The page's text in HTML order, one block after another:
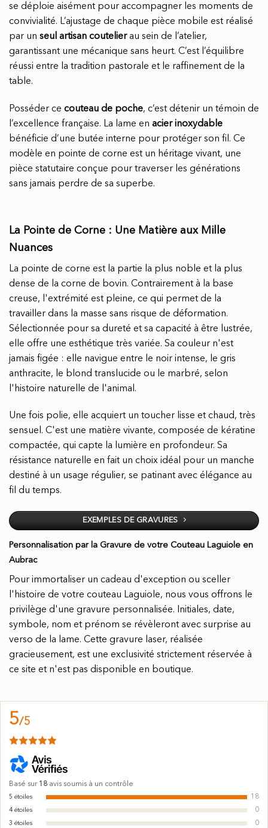
se déploie aisément pour accompagner les moments de
convivialité. L’ajustage de chaque pièce mobile est réalisé
par un seul artisan coutelierau sein de l’atelier,
garantissant une mécanique sans heurt. C’est l’équilibre
réussi entre la tradition pastorale et le raffinement de la
table.
Posséder ce couteau de poche, c’est détenir un témoin de
l’excellence française. La lame en acier inoxydable
bénéficie d’une butée interne pour protéger son fil. Ce
modèle en pointe de corne est un héritage vivant, une
pièce statutaire conçue pour traverser les générations
sans jamais perdre de sa superbe.
La Pointe de Corne : Une Matière aux Mille
Nuances
La pointe de corne est la partie la plus noble et la plus
dense de la corne de bovin. Contrairement à la base
creuse, l'extrémité est pleine, ce qui permet de la
travailler dans la masse sans risque de déformation.
Sélectionnée pour sa dureté et sa capacité à être lustrée,
elle offre une esthétique très variée. Sa couleur n'est
jamais figée : elle navigue entre le noir intense, le gris
anthracite, le blond translucide ou le marbré, selon
l'histoire naturelle de l'animal.
Une fois polie, elle acquiert un toucher lisse et chaud, très
sensuel. C'est une matière vivante, composée de kératine
compactée, qui capte la lumière en profondeur. Sa
résistance naturelle en fait un choix idéal pour un manche
destiné à un usage régulier, se patinant avec élégance au
fil du temps.
EXEMPLES DE GRAVURES
Personnalisation par la Gravure de votre Couteau Laguiole en
Aubrac
Pour immortaliser un cadeau d'exception ou sceller
l'histoire de votre couteau Laguiole, nous vous offrons le
privilège d'une gravure personnalisée. Initiales, date,
symbole, nom et prénom se révèleront avec surprise au
verso de la lame. Cette gravure laser, réalisée
gracieusement, est une exclusivité strictement réservée à
ce site et n'est pas disponible en boutique.
5/5
Basé sur 18avis soumis à un contrôle
5 étoiles 18
4 étoiles 0
3 étoiles 0